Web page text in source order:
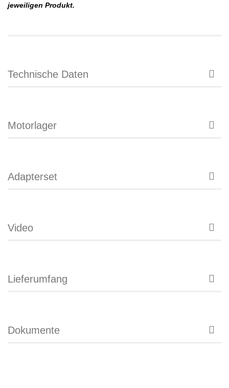
jeweiligen Produkt.
Technische Daten
Motorlager
Adapterset
Video
Lieferumfang
Dokumente